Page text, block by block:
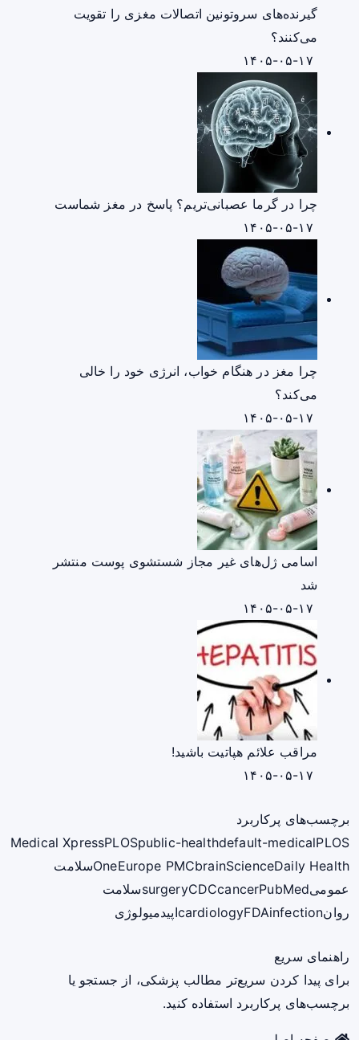
گیرنده‌های سروتونین اتصالات مغزی را تقویت
می‌کنند؟
چرا در گرما عصبانی‌تریم؟ پاسخ در مغز شماست
چرا مغز در هنگام خواب، انرژی خود را خالی
می‌کند؟
اسامی ژل‌های غیر مجاز شستشوی پوست منتشر
شد
مراقب علائم هپاتیت باشید!
برچسب‌های پرکاربرد
Medical XpressPLOSpublic-healthdefault-medicalPLOS
OneEurope PMCbrainScienceDaily Health
سلامت
عمومی
surgeryCDCcancerPubMed
سلامت
روان
cardiologyFDAinfection اپیدمیولوژی
راهنمای سریع
برای پیدا کردن سریع‌تر مطالب پزشکی، از جستجو یا
برچسب‌های پرکاربرد استفاده کنید.